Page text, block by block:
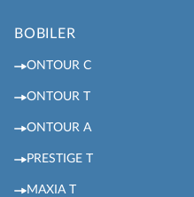
BOBILER
ONTOUR C
ONTOUR T
ONTOUR A
PRESTIGE T
MAXIA T